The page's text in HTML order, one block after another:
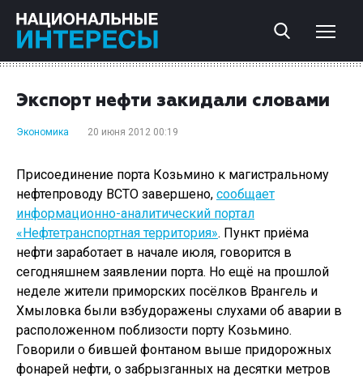
Экспорт нефти закидали словами
Экономика 20 июня 2012 00:19
Присоединение порта Козьмино к магистральному
нефтепроводу ВСТО завершено, сообщает
информационно-аналитический портал
«Нефтетранспортная территория». Пункт приёма
нефти заработает в начале июля, говорится в
сегодняшнем заявлении порта. Но ещё на прошлой
неделе жители приморских посёлков Врангель и
Хмыловка были взбудоражены слухами об аварии в
расположенном поблизости порту Козьмино.
Говорили о бившей фонтаном выше придорожных
фонарей нефти, о забрызганных на десятки метров